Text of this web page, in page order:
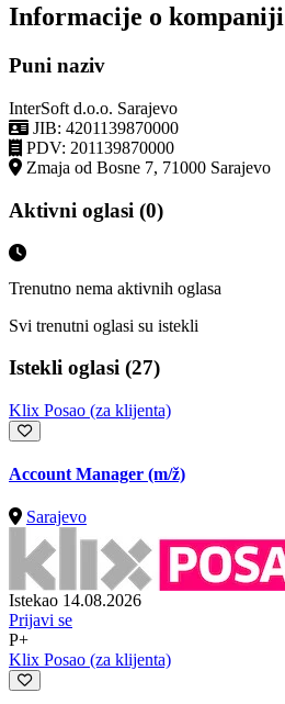
Informacije o kompaniji
Puni naziv
InterSoft d.o.o. Sarajevo
JIB: 4201139870000
PDV: 201139870000
Zmaja od Bosne 7, 71000 Sarajevo
Aktivni oglasi (0)
Trenutno nema aktivnih oglasa
Svi trenutni oglasi su istekli
Istekli oglasi (27)
Klix Posao (za klijenta)
Account Manager (m/ž)
Sarajevo
Istekao 14.08.2026
Prijavi se
P+
Klix Posao (za klijenta)